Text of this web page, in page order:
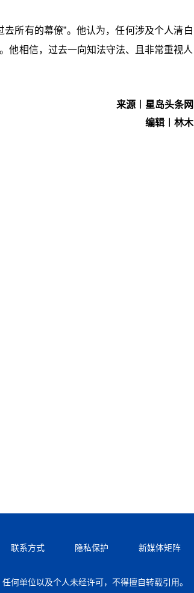
所有的幕僚”。他认为，任何涉及个人清白
他相信，过去一向知法守法、且非常重视人
来源︱星岛头条网
编辑︱林木
联系方式 隐私保护 新媒体矩阵
何单位以及个人未经许可，不得擅自转载引用。